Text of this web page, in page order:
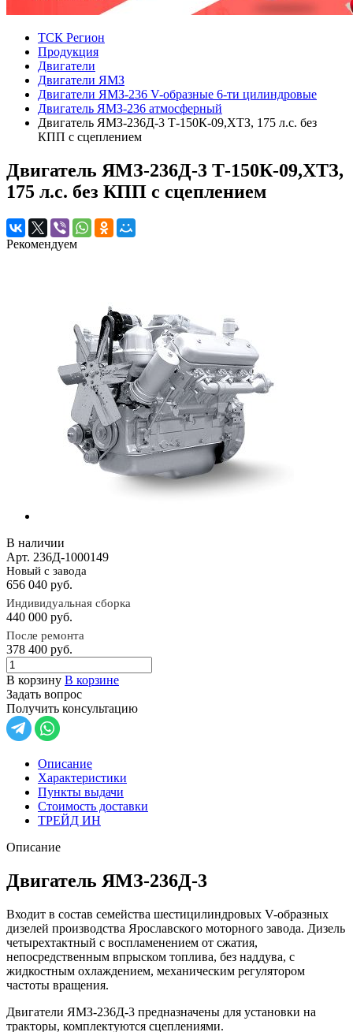
ТСК Регион
Продукция
Двигатели
Двигатели ЯМЗ
Двигатели ЯМЗ-236 V-образные 6-ти цилиндровые
Двигатель ЯМЗ-236 атмосферный
Двигатель ЯМЗ-236Д-3 Т-150К-09,ХТЗ, 175 л.с. без
КПП с сцеплением
Двигатель ЯМЗ-236Д-3 Т-150К-09,ХТЗ,
175 л.с. без КПП с сцеплением
Рекомендуем
В наличии
Арт. 236Д-1000149
Новый с завода
656 040 руб.
Индивидуальная сборка
440 000 руб.
После ремонта
378 400 руб.
В корзину В корзине
Задать вопрос
Получить консультацию
Описание
Характеристики
Пункты выдачи
Стоимость доставки
ТРЕЙД ИН
Описание
Двигатель ЯМЗ-236Д-3
Входит в состав семейства шестицилиндровых V-образных
дизелей производства Ярославского моторного завода. Дизель
четырехтактный с воспламенением от сжатия,
непосредственным впрыском топлива, без наддува, с
жидкостным охлаждением, механическим регулятором
частоты вращения.
Двигатели ЯМЗ-236Д-3 предназначены для установки на
тракторы, комплектуются сцеплениями.